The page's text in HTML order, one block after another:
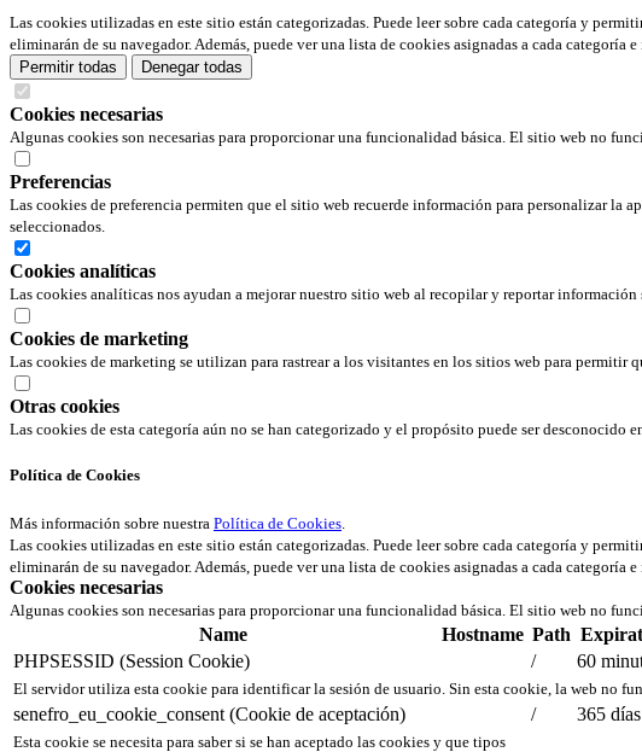
Las cookies utilizadas en este sitio están categorizadas. Puede leer sobre cada categoría y
eliminarán de su navegador. Además, puede ver una lista de cookies asignadas a cada
Permitir todas
Denegar todas
Cookies necesarias
Algunas cookies son necesarias para proporcionar una funcionalidad básica. El sitio web no
Preferencias
Las cookies de preferencia permiten que el sitio web recuerde información para personalizar
seleccionados.
Cookies analíticas
Las cookies analíticas nos ayudan a mejorar nuestro sitio web al recopilar y reportar información
Cookies de marketing
Las cookies de marketing se utilizan para rastrear a los visitantes en los sitios web para permitir
Otras cookies
Las cookies de esta categoría aún no se han categorizado y el propósito puede ser desconocido
Política de Cookies
Más información sobre nuestra Política de Cookies.
Las cookies utilizadas en este sitio están categorizadas. Puede leer sobre cada categoría y
eliminarán de su navegador. Además, puede ver una lista de cookies asignadas a cada
Cookies necesarias
Algunas cookies son necesarias para proporcionar una funcionalidad básica. El sitio web no
Name Hostname Path
PHPSESSID (Session Cookie)
/ 60
El servidor utiliza esta cookie para identificar la sesión de usuario. Sin esta cookie, la web no
senefro_eu_cookie_consent (Cookie de aceptación) / 365 días
Esta cookie se necesita para saber si se han aceptado las cookies y que tipos